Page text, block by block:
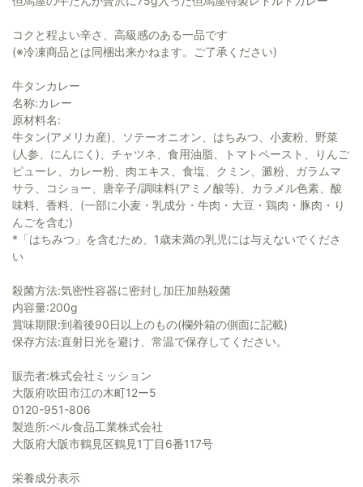
コクと程よい辛さ、高級感のある一品です
(※冷凍商品とは同梱出来かねます。ご了承ください)
牛タンカレー
名称:カレー
原材料名:
牛タン(アメリカ産)、ソテーオニオン、はちみつ、小麦粉、野菜
(人参、にんにく)、チャツネ、食用油脂、トマトペースト、りんご
ピューレ、カレー粉、肉エキス、食塩、クミン、澱粉、ガラムマ
サラ、コショー、唐辛子/調味料(アミノ酸等)、カラメル色素、酸
味料、香料、(一部に小麦・乳成分・牛肉・大豆・鶏肉・豚肉・り
んごを含む)
*「はちみつ」を含むため、1歳未満の乳児には与えないでくださ
い
殺菌方法:気密性容器に密封し加圧加熱殺菌
内容量:200g
賞味期限:到着後90日以上のもの(欄外箱の側面に記載)
保存方法:直射日光を避け、常温で保存してください。
販売者:株式会社ミッション
大阪府吹田市江の木町12ー5
0120-951-806
製造所:ベル食品工業株式会社
大阪府大阪市鶴見区鶴見1丁目6番117号
栄養成分表示